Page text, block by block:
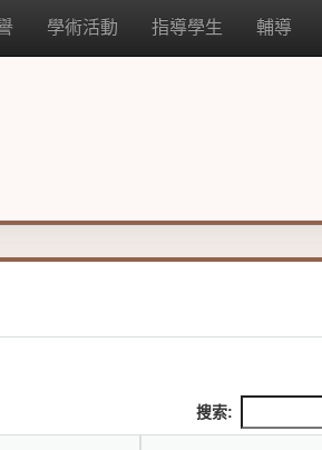
學術活動 指導學生 輔導
搜索: